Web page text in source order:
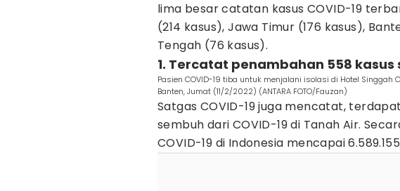
lima besar catatan kasus COVID-19
(214 kasus), Jawa Timur (176 kasus),
Tengah (76 kasus).
1. Tercatat penambahan 558 kasus
Pasien COVID-19 tiba untuk menjalani isolasi di Hotel Singgah
Banten, Jumat (11/2/2022) (ANTARA FOTO/Fauzan)
Satgas COVID-19 juga mencatat,
sembuh dari COVID-19 di Tanah Air.
COVID-19 di Indonesia mencapai